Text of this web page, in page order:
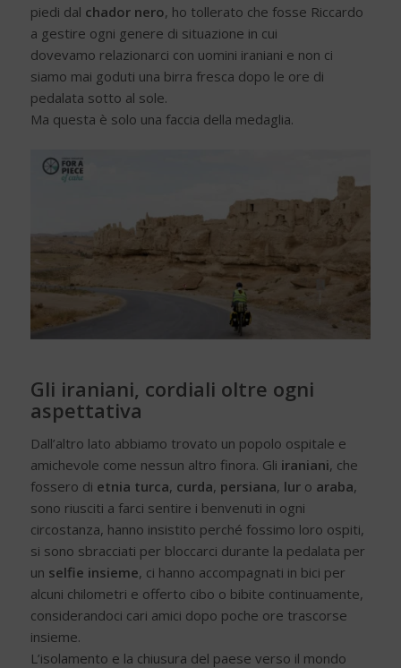
piedi dal chador nero, ho tollerato che fosse Riccardo
a gestire ogni genere di situazione in cui
dovevamo relazionarci con uomini iraniani e non ci
siamo mai goduti una birra fresca dopo le ore di
pedalata sotto al sole.
Ma questa è solo una faccia della medaglia.
Gli iraniani, cordiali oltre ogni
aspettativa
Dall’altro lato abbiamo trovato un popolo ospitale e
amichevole come nessun altro finora. Gli iraniani, che
fossero di etnia turca, curda, persiana, luro araba,
sono riusciti a farci sentire i benvenuti in ogni
circostanza, hanno insistito perché fossimo loro ospiti,
si sono sbracciati per bloccarci durante la pedalata per
un selfie insieme, ci hanno accompagnati in bici per
alcuni chilometri e offerto cibo o bibite continuamente,
considerandoci cari amici dopo poche ore trascorse
insieme.
L’isolamento e la chiusura del paese verso il mondo